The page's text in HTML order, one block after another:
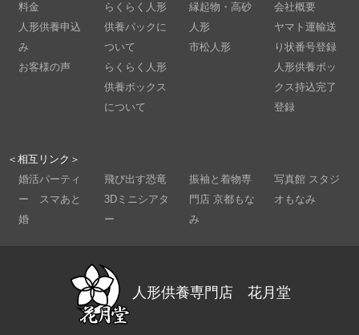
料金
人形供養申込
み
お客様の声
らくらく人形
供養パックに
ついて
らくらく人形
供養ボックス
について
縁起物・高砂
人形
市松人形
会社概要
ヤマト運輸送
り状番号登録
人形供養ボッ
クス持込完了
登録
＜相互リンク＞
婚活パーティ
ー スマあと
婚
飛び出す恐竜
3Dミニシアタ
ー
振袖と着物専
門店 京都もな
み
写真館 スタジ
オもなみ
人形供養専門店 花月堂